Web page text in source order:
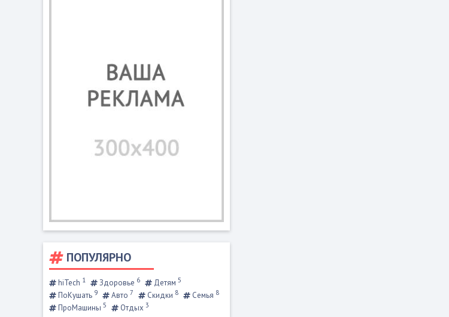
ПОПУЛЯРНО
hiTech 1 Здоровье 6 Детям 5
ПоКушать 9 Авто 7 Скидки 8 Семья 8
ПроМашины 5 Отдых 3